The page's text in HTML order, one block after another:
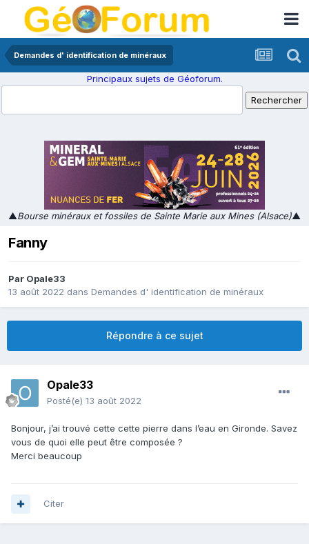
Demandes d' identification de minéraux
Principaux sujets de Géoforum.
▲Bourse minéraux et fossiles de Sainte Marie aux Mines (Alsace)▲
Fanny
Par Opale33
13 août 2022 dans Demandes d' identification de minéraux
Répondre à ce sujet
Opale33
Posté(e) 13 août 2022
Bonjour, j’ai trouvé cette cette pierre dans l’eau en Gironde. Savez
vous de quoi elle peut être composée ?
Merci beaucoup
Citer